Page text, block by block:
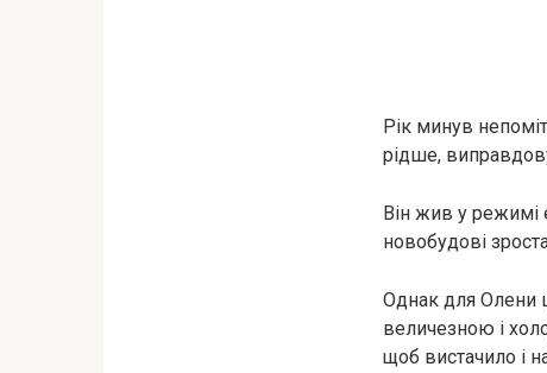
Рік минув
рідше,
Він жив у режимі
новобудові
Однак для Олени
величезною і
щоб вистачило і